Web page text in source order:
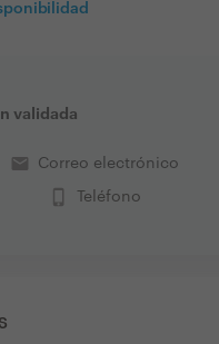
validada
email Correo electrónico
phone_iphone Teléfono